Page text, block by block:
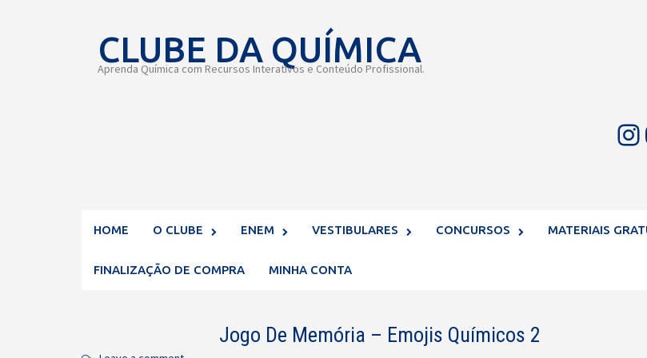
contentCLUBE DA QUÍMICA
Aprenda Química com Recursos Interativos e Conteúdo Profissional.
Instagram
HOME O CLUBE ENEM VESTIBULARES CONCURSOS MATERIAIS
FINALIZAÇÃO DE COMPRA MINHA CONTA
Jogo De Memória – Emojis Químicos 2